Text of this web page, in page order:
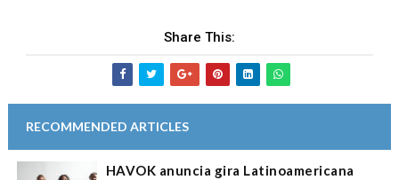
Share This:
RECOMMENDED ARTICLES
HAVOK anuncia gira Latinoamericana